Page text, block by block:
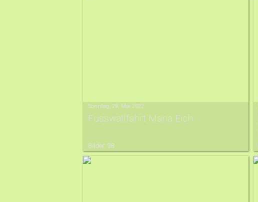
Sonntag, 29. Mai 2022
Fusswallfahrt Maria Eich
Bilder: 98